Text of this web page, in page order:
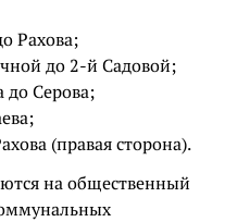
Рахова;
до 2-й Садовой;
до Серова;
(правая сторона).
на общественный